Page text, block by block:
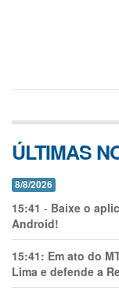
ÚLTIMAS
8/8/2026
15:41 - Baixe o
Android!
15:41: Em ato do
Lima e defende a